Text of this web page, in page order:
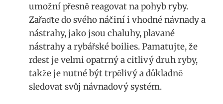
umožní přesně reagovat​ na​ pohyb‍ ryby.
‍Zařaďte do svého‌ náčiní ⁣i ​vhodné návnady a
nástrahy, ⁢jako jsou chaluhy, plavané
‍nástrahy a rybářské boilies. Pamatujte, že
rdest je velmi opatrný a citlivý druh ​ryby,
takže je nutné být trpělivý a důkladně‍
sledovat svůj návnadový​ systém.